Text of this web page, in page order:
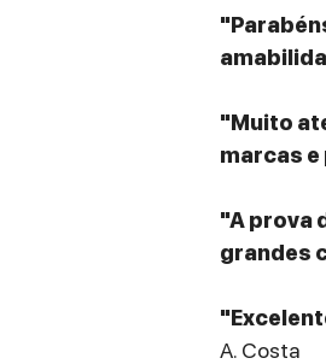
"Muito
marcas
"A prova
grandes
A. Costa